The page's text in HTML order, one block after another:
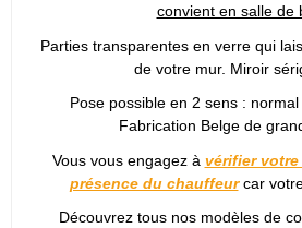
convient en salle de
Parties transparentes en verre qui
de votre mur. Miroir
Pose possible en 2 sens :
Fabrication Belge de
Vous vous engagez à vérifier
présence du chauffeurcar
Découvrez tous nos modèles de